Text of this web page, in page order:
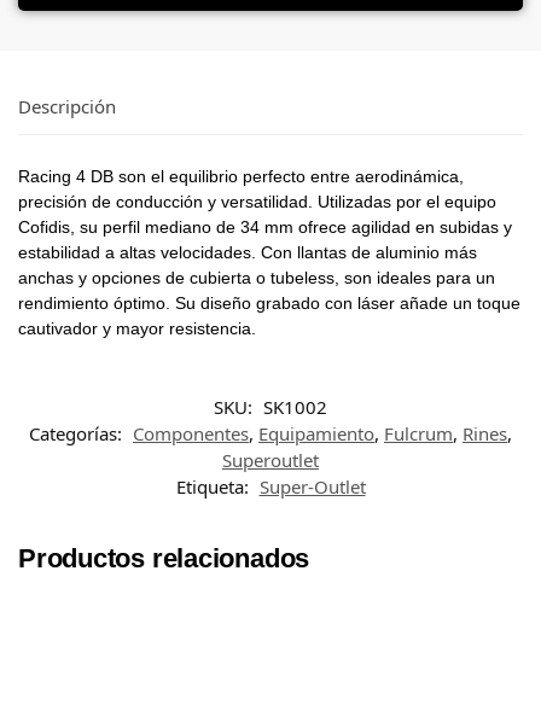
Descripción
Racing 4 DB son el equilibrio perfecto entre aerodinámica,
precisión de conducción y versatilidad. Utilizadas por el equipo
Cofidis, su perfil mediano de 34 mm ofrece agilidad en subidas y
estabilidad a altas velocidades. Con llantas de aluminio más
anchas y opciones de cubierta o tubeless, son ideales para un
rendimiento óptimo. Su diseño grabado con láser añade un toque
cautivador y mayor resistencia.
SKU: SK1002
Categorías: Componentes, Equipamiento, Fulcrum, Rines,
Superoutlet
Etiqueta: Super-Outlet
Productos relacionados